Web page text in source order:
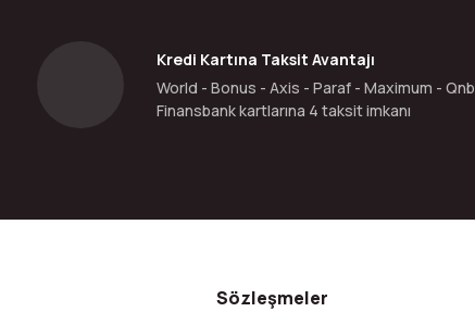
Kredi Kartına Taksit Avantajı
World - Bonus - Axis - Paraf - Maximum - Qnb
Finansbank kartlarına 4 taksit imkanı
Sözleşmeler